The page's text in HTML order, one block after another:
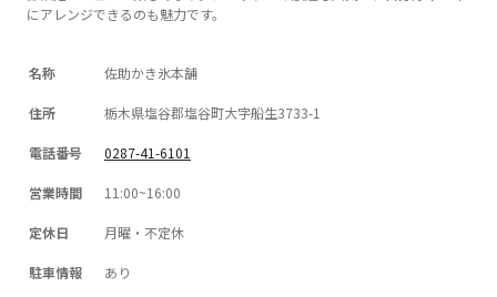
にアレンジできるのも魅力です。
名称 佐助かき氷本舗
住所 栃木県塩谷郡塩谷町大字船生3733-1
電話番号 0287-41-6101
営業時間 11:00~16:00
定休日 月曜・不定休
駐車情報 あり